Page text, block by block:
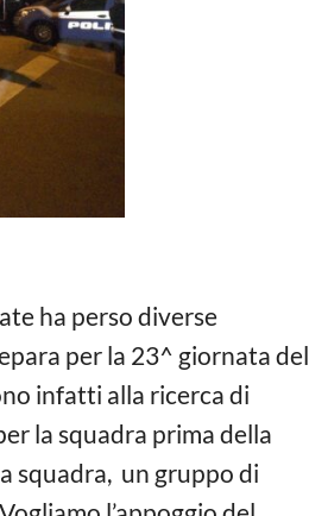
ha perso diverse
per la 23^ giornata del
infatti alla ricerca di
la squadra prima della
squadra, un gruppo di